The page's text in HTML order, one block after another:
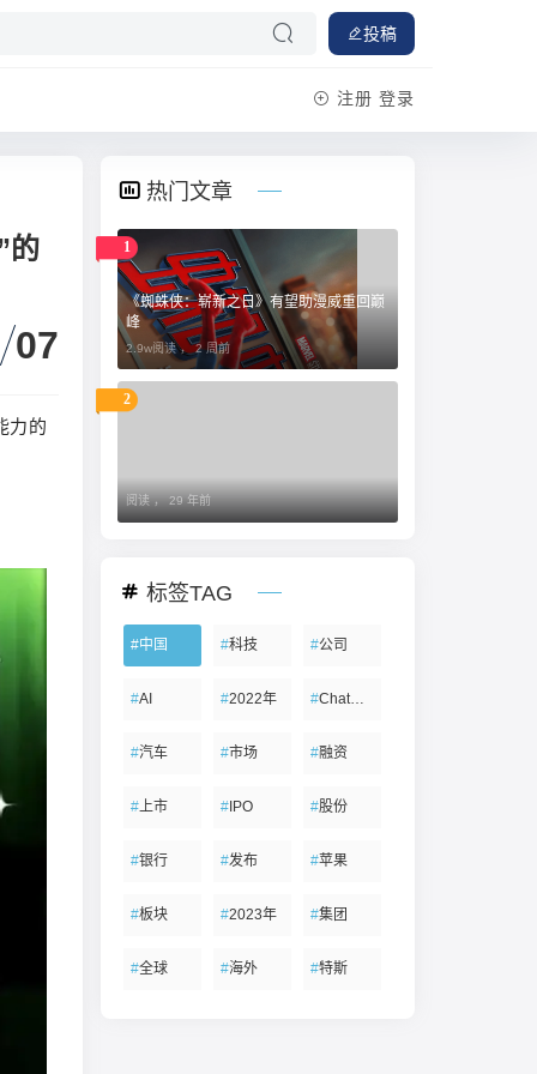
投稿
注册 登录
的
07
力的
热门文章
1
《蜘蛛侠：崭新之日》有望助漫威重回巅
峰
2.9w阅读 ，2 周前
2
阅读 ， 29 年前
标签TAG
#中国 #科技 #公司
#AI #2022年 #ChatGPT
#汽车 #市场 #融资
#上市 #IPO #股份
#银行 #发布 #苹果
#板块 #2023年 #集团
#全球 #海外 #特斯